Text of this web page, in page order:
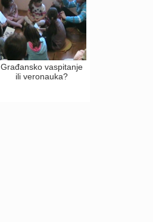
Građansko vaspitanje
ili veronauka?